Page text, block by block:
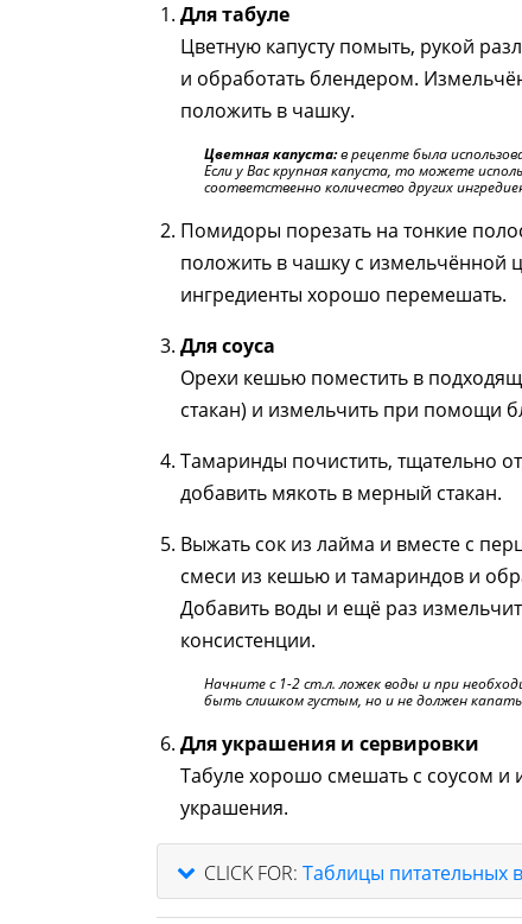
Для табуле
Цветную капусту помыть, рукой
и обработать блендером.
положить в чашку.
Цветная капуста:в рецепте была
Если у Вас крупная капуста, то можете
соответственно количество других
Помидоры порезать на тонкие
положить в чашку с измельчённой
ингредиенты хорошо перемешать.
Для соуса
Орехи кешью поместить в
стакан) и измельчить при помощи
Тамаринды почистить, тщательно
добавить мякоть в мерный стакан.
Выжать сок из лайма и вместе с
смеси из кешью и тамариндов и
Добавить воды и ещё раз
консистенции.
Начните с 1-2 ст.л. ложек воды и при
быть слишком густым, но и не должен капать
Для украшения и сервировки
Табуле хорошо смешать с соусом и
украшения.
CLICK FOR: Таблицы питательных